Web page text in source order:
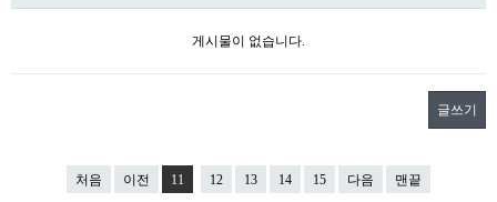
게시물이 없습니다.
글쓰기
처음 이전 11 12 13 14 15 다음 맨끝